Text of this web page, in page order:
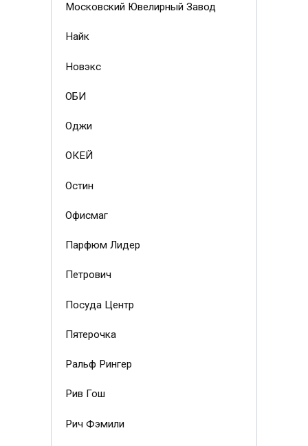
Московский Ювелирный Завод
Найк
Новэкс
ОБИ
Оджи
ОКЕЙ
Остин
Офисмаг
Парфюм Лидер
Петрович
Посуда Центр
Пятерочка
Ральф Рингер
Рив Гош
Рич Фэмили